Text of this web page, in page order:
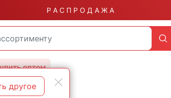
Р А С П Р О Д А Ж А
оптом
другое